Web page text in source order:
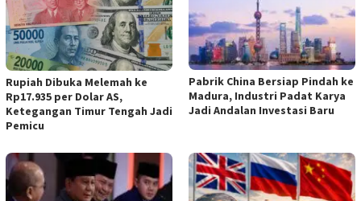
Rupiah Dibuka Melemah ke
Rp17.935 per Dolar AS,
Ketegangan Timur Tengah Jadi
Pemicu
Pabrik China Bersiap Pindah ke
Madura, Industri Padat Karya
Jadi Andalan Investasi Baru